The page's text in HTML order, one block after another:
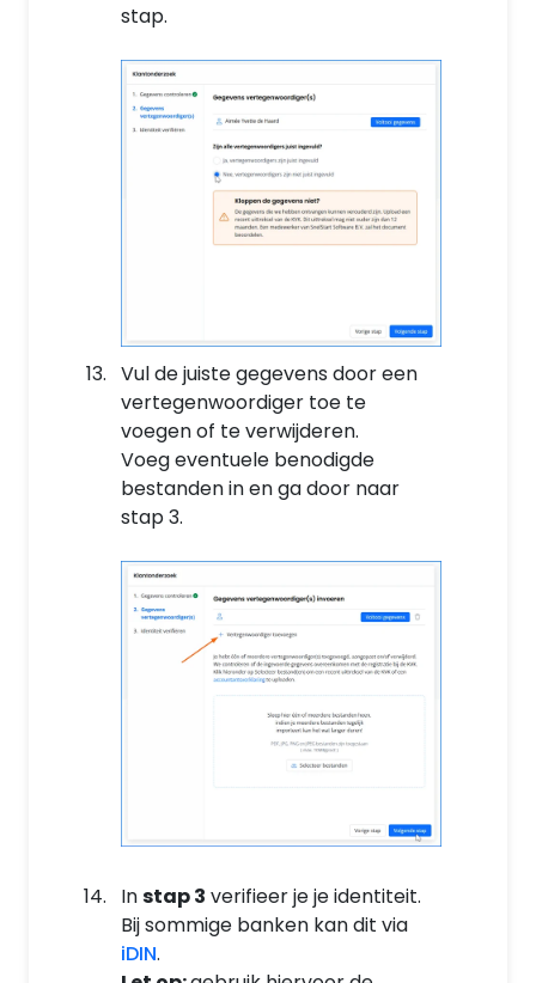
stap.
Vul de juiste gegevens door een
vertegenwoordiger toe te
voegen of te verwijderen.
Voeg eventuele benodigde
bestanden in en ga door naar
stap 3.
Instap 3 verifieer je je identiteit.
Bij sommige banken kan dit via
iDIN.